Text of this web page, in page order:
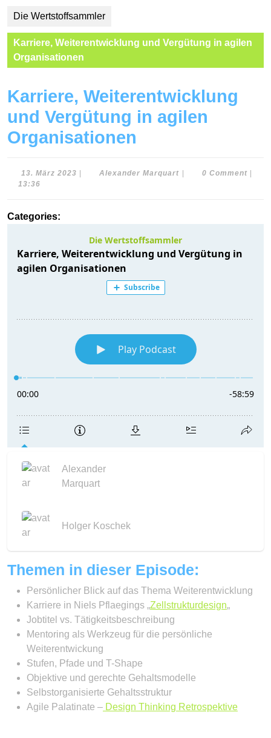
Die Wertstoffsammler
Karriere, Weiterentwicklung und Vergütung in agilen
Organisationen
Karriere, Weiterentwicklung
und Vergütung in agilen
Organisationen
13. März 2023 13.
Alexander MarquartAlexander0 Comment
13:36
Categories:
Alexander
Marquart
Holger Koschek
Themen in dieser Episode:
Persönlicher Blick auf das Thema Weiterentwicklung
Karriere in Niels Pflaegings „Zellstrukturdesign„
Jobtitel vs. Tätigkeitsbeschreibung
Mentoring als Werkzeug für die persönliche
Weiterentwickung
Stufen, Pfade und T-Shape
Objektive und gerechte Gehaltsmodelle
Selbstorganisierte Gehaltsstruktur
Agile Palatinate – Design Thinking Retrospektive